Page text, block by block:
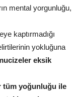
mental yorgunluğu,
kaptırmadığı
yokluğuna
eksik
tüm yoğunluğu ile